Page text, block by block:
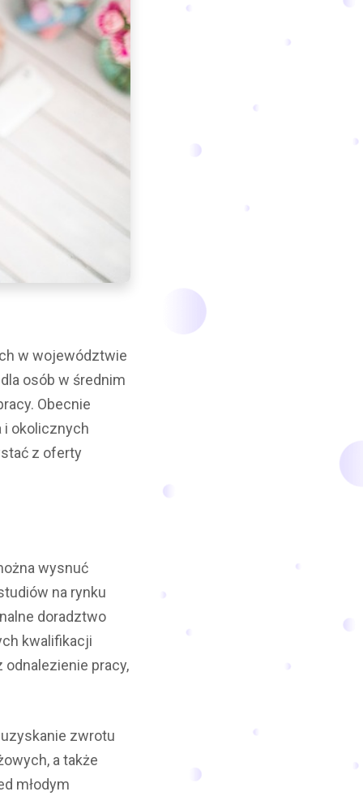
w województwie
osób w średnim
Obecnie
i okolicznych
z oferty
wysnuć
na rynku
doradztwo
kwalifikacji
pracy,
zwrotu
a także
młodym